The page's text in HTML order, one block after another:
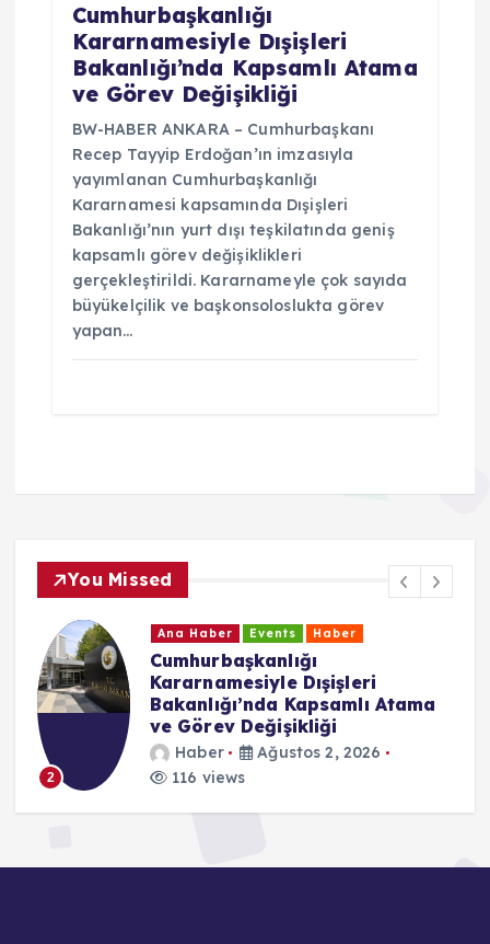
Cumhurbaşkanlığı
Kararnamesiyle Dışişleri
Bakanlığı’nda Kapsamlı Atama
ve Görev Değişikliği
BW-HABER ANKARA – Cumhurbaşkanı
Recep Tayyip Erdoğan’ın imzasıyla
yayımlanan Cumhurbaşkanlığı
Kararnamesi kapsamında Dışişleri
Bakanlığı’nın yurt dışı teşkilatında geniş
kapsamlı görev değişiklikleri
gerçekleştirildi. Kararnameyle çok sayıda
büyükelçilik ve başkonsoloslukta görev
yapan…
You Missed
2
Ana Haber Events Haber
Cumhurbaşkanlığı
Kararnamesiyle Dışişleri
Bakanlığı’nda Kapsamlı Atama
ve Görev Değişikliği
Haber
Ağustos 2, 2026
116 views